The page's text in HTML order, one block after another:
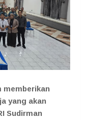
memberikan
yang akan
Sudirman